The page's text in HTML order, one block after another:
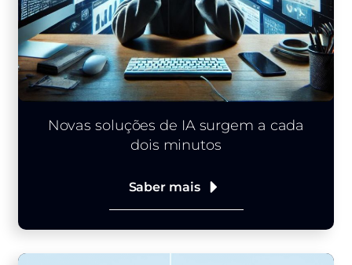
Novas soluções de IA surgem a cada
dois minutos
Saber mais